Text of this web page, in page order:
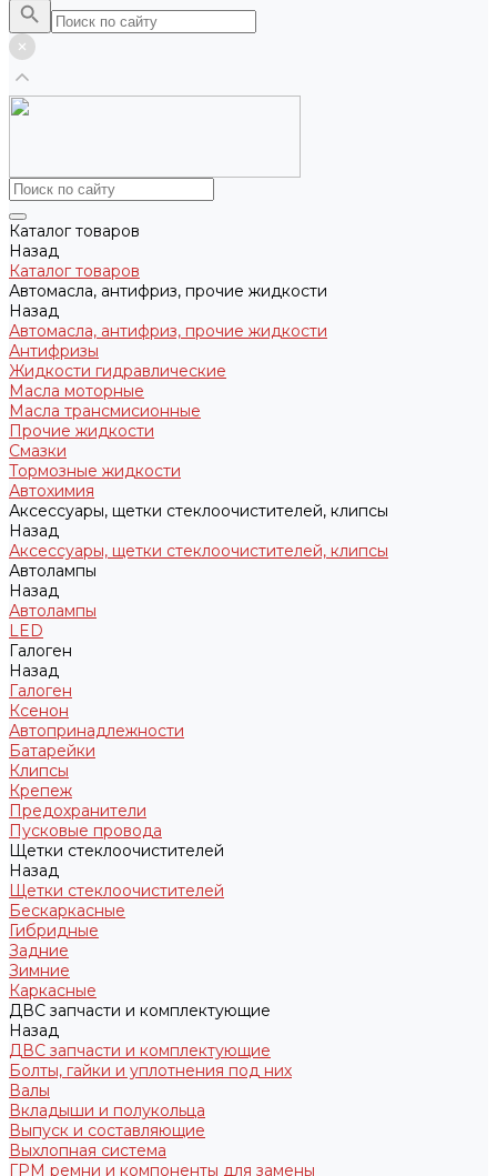
Каталог товаров
Назад
Каталог товаров
Автомасла, антифриз, прочие жидкости
Назад
Автомасла, антифриз, прочие жидкости
Антифризы
Жидкости гидравлические
Масла моторные
Масла трансмисионные
Прочие жидкости
Смазки
Тормозные жидкости
Автохимия
Аксессуары, щетки стеклоочистителей, клипсы
Назад
Аксессуары, щетки стеклоочистителей, клипсы
Автолампы
Назад
Автолампы
LED
Галоген
Назад
Галоген
Ксенон
Автопринадлежности
Батарейки
Клипсы
Крепеж
Предохранители
Пусковые провода
Щетки стеклоочистителей
Назад
Щетки стеклоочистителей
Бескаркасные
Гибридные
Задние
Зимние
Каркасные
ДВС запчасти и комплектующие
Назад
ДВС запчасти и комплектующие
Болты, гайки и уплотнения под них
Валы
Вкладыши и полукольца
Выпуск и составляющие
Выхлопная система
ГРМ ремни и компоненты для замены